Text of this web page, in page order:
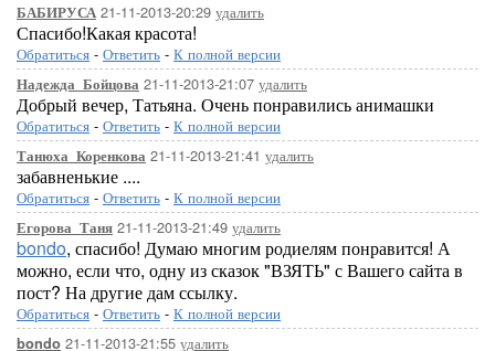
БАБИРУСА 21-11-2013-20:29 удалить
Спасибо!Какая красота!
Обратиться - Ответить - К полной версии
Надежда_Бойцова 21-11-2013-21:07 удалить
Добрый вечер, Татьяна. Очень понравились анимашки
Обратиться - Ответить - К полной версии
Танюха_Коренкова 21-11-2013-21:41 удалить
забавненькие ....
Обратиться - Ответить - К полной версии
Егорова_Таня 21-11-2013-21:49 удалить
bondo, спасибо! Думаю многим родиелям понравится! А
можно, если что, одну из сказок "ВЗЯТЬ" с Вашего сайта в
пост? На другие дам ссылку.
Обратиться - Ответить - К полной версии
bondo 21-11-2013-21:55 удалить